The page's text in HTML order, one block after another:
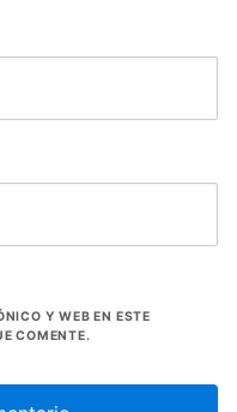
Y WEB EN ESTE
COMENTE.